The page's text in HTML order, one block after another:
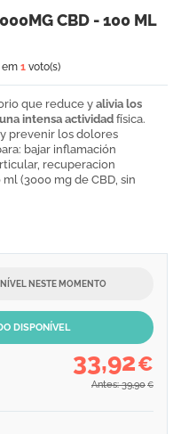
CBD - 100 ML
em 1 voto(s)
que reduce y alivia los
intensa actividadfísica.
prevenir los dolores
bajar inflamación
recuperacion
(3000 mg de CBD, sin
NESTE MOMENTO
DISPONÍVEL
33,92€
Antes: 39,90 €